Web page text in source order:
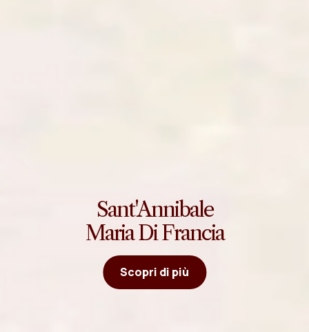
Sant'Annibale
Maria Di Francia
Scopri di più